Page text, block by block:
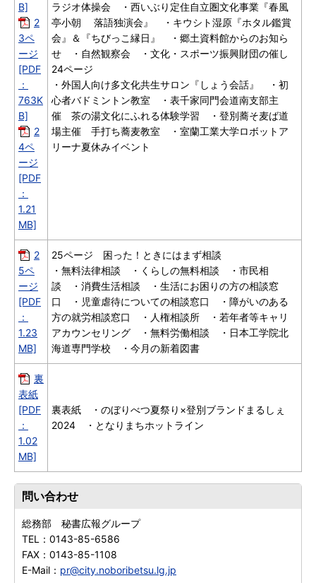
B]
2
3ペ
ージ
[PDF
：
763K
B]
2
4ペ
ージ
[PDF
：
1.21
MB]
ラジオ体操会 ・西いぶり定住自立圏文化事業『春風
亭小朝 落語独演会』 ・キウシト湿原『ホタル鑑賞
会』＆『ちびっこ縁日』 ・郷土資料館からのお知ら
せ ・自然観察会 ・文化・スポーツ振興財団の催し
24ページ
・外国人向け多文化共生サロン『しょう会話』 ・初
心者バドミントン教室 ・表千家同門会道南支部主
催 茶の湯文化にふれる体験学習 ・登別蕎そ麦ば道
場主催 手打ち蕎麦教室 ・室蘭工業大学ロボットア
リーナ夏休みイベント
2
5ペ
ージ
[PDF
：
1.23
MB]
25ページ 困った！ときにはまず相談
・無料法律相談 ・くらしの無料相談 ・市民相
談 ・消費生活相談 ・生活にお困りの方の相談窓
口 ・児童虐待についての相談窓口 ・障がいのある
方の就労相談窓口 ・人権相談所 ・若年者等キャリ
アカウンセリング ・無料労働相談 ・日本工学院北
海道専門学校 ・今月の新着図書
裏
表紙
[PDF
：
1.02
MB]
裏表紙 ・のぼりべつ夏祭り×登別ブランドまるしぇ
2024 ・となりまちホットライン
問い合わせ
総務部 秘書広報グループ
TEL： 0143-85-6586
FAX： 0143-85-1108
E-Mail： pr@city.noboribetsu.lg.jp